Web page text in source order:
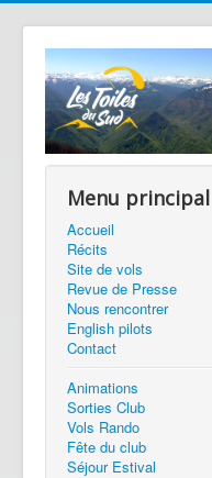
Menu principal
Accueil
Récits
Site de vols
Revue de Presse
Nous rencontrer
English pilots
Contact
Animations
Sorties Club
Vols Rando
Fête du club
Séjour Estival